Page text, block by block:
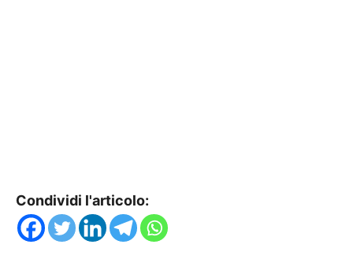
Condividi l'articolo: